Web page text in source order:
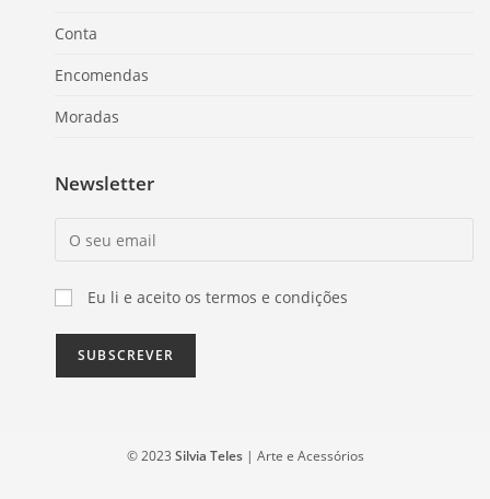
Conta
Encomendas
Moradas
Newsletter
Eu li e aceito os termos e condições
© 2023 Silvia Teles| Arte e Acessórios